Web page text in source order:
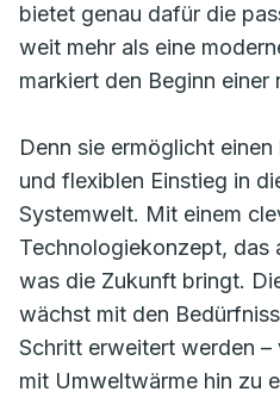
bietet genau dafür die
weit mehr als eine
markiert den Beginn einer
Denn sie ermöglicht
und flexiblen Einstieg in
Systemwelt. Mit einem
Technologiekonzept, das
was die Zukunft bringt.
wächst mit den
Schritt erweitert werden
mit Umweltwärme hin zu